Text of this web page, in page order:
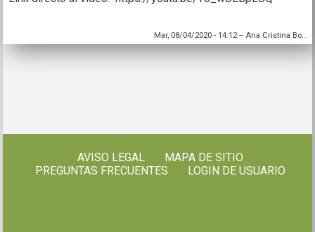
Mar, 08/04/2020 - 14:12-- Ana Cristina Bo...
AVISO LEGAL
MAPA DE SITIO
PREGUNTAS FRECUENTES
LOGIN DE USUARIO